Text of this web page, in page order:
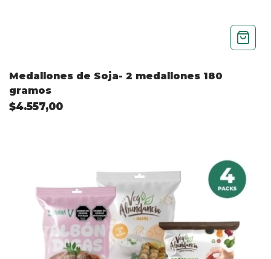
Medallones de Soja- 2 medallones 180
gramos
$4.557,00